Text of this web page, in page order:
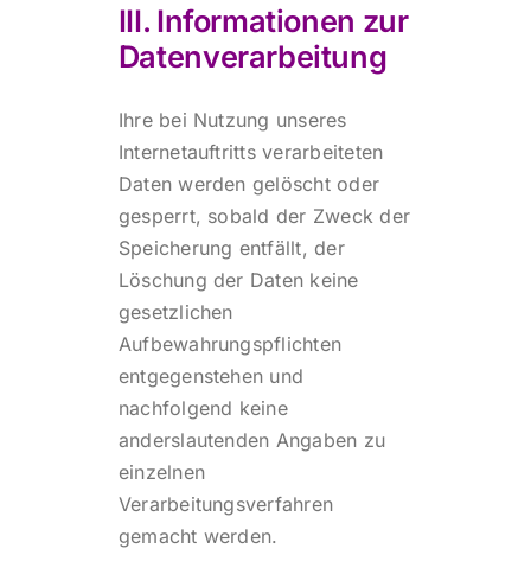
III. Informationen zur
Datenverarbeitung
Ihre bei Nutzung unseres
Internetauftritts verarbeiteten
Daten werden gelöscht oder
gesperrt, sobald der Zweck der
Speicherung entfällt, der
Löschung der Daten keine
gesetzlichen
Aufbewahrungspflichten
entgegenstehen und
nachfolgend keine
anderslautenden Angaben zu
einzelnen
Verarbeitungsverfahren
gemacht werden.